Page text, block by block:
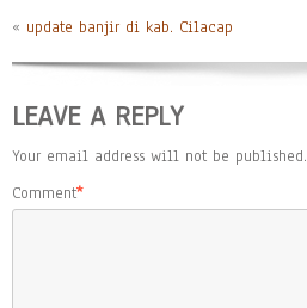
« update banjir di kab. Cilacap
LEAVE A REPLY
Your email address will not be published.
Comment*